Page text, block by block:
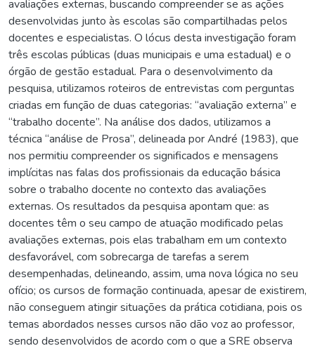
avaliações externas, buscando compreender se as ações
desenvolvidas junto às escolas são compartilhadas pelos
docentes e especialistas. O lócus desta investigação foram
três escolas públicas (duas municipais e uma estadual) e o
órgão de gestão estadual. Para o desenvolvimento da
pesquisa, utilizamos roteiros de entrevistas com perguntas
criadas em função de duas categorias: “avaliação externa” e
“trabalho docente”. Na análise dos dados, utilizamos a
técnica “análise de Prosa”, delineada por André (1983), que
nos permitiu compreender os significados e mensagens
implícitas nas falas dos profissionais da educação básica
sobre o trabalho docente no contexto das avaliações
externas. Os resultados da pesquisa apontam que: as
docentes têm o seu campo de atuação modificado pelas
avaliações externas, pois elas trabalham em um contexto
desfavorável, com sobrecarga de tarefas a serem
desempenhadas, delineando, assim, uma nova lógica no seu
ofício; os cursos de formação continuada, apesar de existirem,
não conseguem atingir situações da prática cotidiana, pois os
temas abordados nesses cursos não dão voz ao professor,
sendo desenvolvidos de acordo com o que a SRE observa